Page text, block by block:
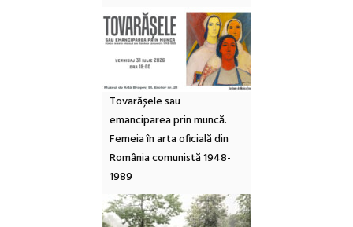
Tovarășele sau
emanciparea prin muncă.
Femeia în arta oficială din
România comunistă 1948-
1989